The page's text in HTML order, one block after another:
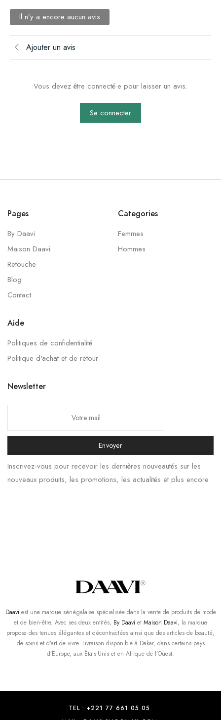
Il n’y a encore aucun avis
Ajouter un avis
Vous devez être connecté·e pour laisser un avis.
Se connecter
Pages
By Daavi
Maison Daavi
Retouche
Blog
Contact
Categories
Femmes
Hommes
Aide
Politiques de confidentialité
Politique d'achat et de retour
Newsletter
Envoyer
Inscrivez-vous pour recevoir les dernières nouveautés sur les
nouveaux produits, les promotions, les actualités et plus encore
Daavi est une marque sénégalaise spécialisée dans la vente de produits de mode
et de bien-être. Avec ses deux entités, By Daavi et Maison Daavi, la marque
propose des tenues élégantes et décontractées ainsi que des articles de beauté,
de soins et d’art de vivre. Livraison disponible à Dakar, dans certains pays
d’Europe, aux États-Unis et en Afrique de l’Ouest.
TEL : +221 77 661 05 05